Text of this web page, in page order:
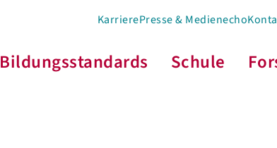
KarrierePresse & Medienecho
Bildungsstandards Schule